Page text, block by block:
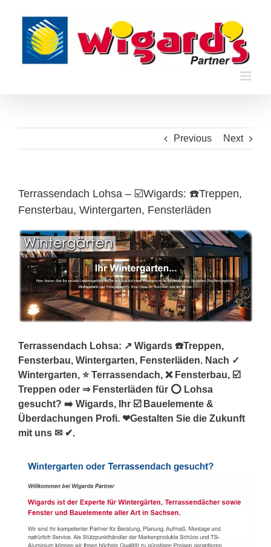
content
Previous Next
Terrassendach Lohsa – ☑️Wigards: ☎️Treppen,
Fensterbau, Wintergarten, Fensterläden
Terrassendach Lohsa: ↗️ Wigards ☎️Treppen,
Fensterbau, Wintergarten, Fensterläden. Nach ✓
Wintergarten, ⭐ Terrassendach, ❌ Fensterbau, ☑️
Treppen oder ⇒ Fensterläden für ⭕ Lohsa
gesucht? ➡️ Wigards, Ihr ☑️ Bauelemente &
Überdachungen Profi. ❤Gestalten Sie die Zukunft
mit uns ✉ ✔.